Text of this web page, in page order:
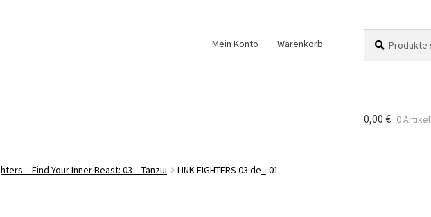
Mein Konto Warenkorb
nach:
0,00 € 0 Artikel
– Find Your Inner Beast: 03 – Tanzui LINK FIGHTERS 03 de_-01